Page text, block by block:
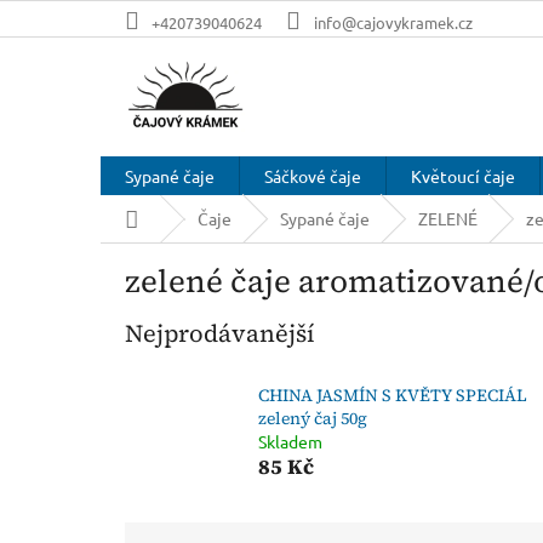
na
+420739040624 info@cajovykramek.cz
Sypané čaje Sáčkové čaje Květoucí čaje
Domů
Čaje Sypané čaje ZELENÉ
zelené čaje
Nejprodávanější
CHINA JASMÍN S KVĚTY SPECIÁL
zelený čaj 50g
Skladem
85 Kč